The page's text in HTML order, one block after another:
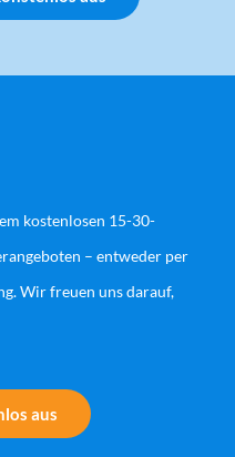
kostenlosen 15-30-
– entweder per
Wir freuen uns darauf,
aus